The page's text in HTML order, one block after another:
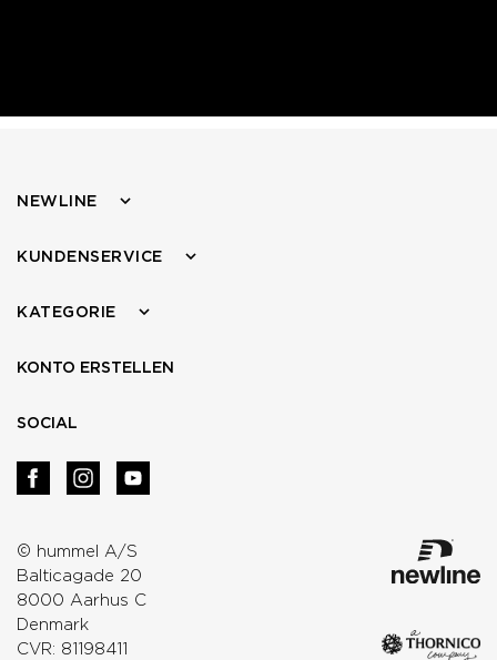
© hummel A/S
Balticagade 20
8000 Aarhus C
Denmark
CVR: 81198411
NEWLINE
KUNDENSERVICE
KATEGORIE
KONTO ERSTELLEN
SOCIAL